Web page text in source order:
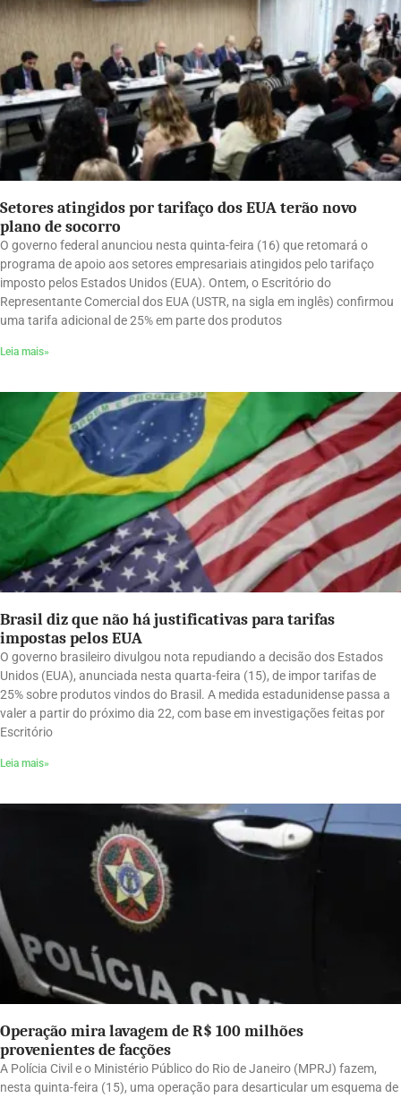
Setores atingidos por tarifaço dos EUA terão novo
plano de socorro
O governo federal anunciou nesta quinta-feira (16) que retomará o
programa de apoio aos setores empresariais atingidos pelo tarifaço
imposto pelos Estados Unidos (EUA). Ontem, o Escritório do
Representante Comercial dos EUA (USTR, na sigla em inglês) confirmou
uma tarifa adicional de 25% em parte dos produtos
Leia mais»
Brasil diz que não há justificativas para tarifas
impostas pelos EUA
O governo brasileiro divulgou nota repudiando a decisão dos Estados
Unidos (EUA), anunciada nesta quarta-feira (15), de impor tarifas de
25% sobre produtos vindos do Brasil. A medida estadunidense passa a
valer a partir do próximo dia 22, com base em investigações feitas por
Escritório
Leia mais»
Operação mira lavagem de R$ 100 milhões
provenientes de facções
A Polícia Civil e o Ministério Público do Rio de Janeiro (MPRJ) fazem,
nesta quinta-feira (15), uma operação para desarticular um esquema de